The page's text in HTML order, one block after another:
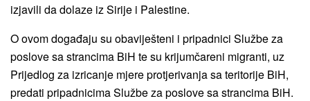
izjavili da dolaze iz Sirije i Palestine.
O ovom događaju su obaviješteni i pripadnici Službe za
poslove sa strancima BiH te su krijumčareni migranti, uz
Prijedlog za izricanje mjere protjerivanja sa teritorije BiH,
predati pripadnicima Službe za poslove sa strancima BiH.